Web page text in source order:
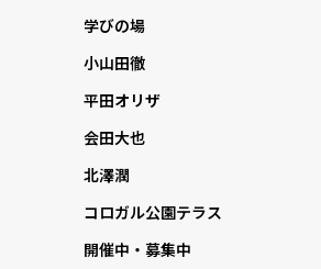
学びの場
小山田徹
平田オリザ
会田大也
北澤潤
コロガル公園テラス
開催中・募集中